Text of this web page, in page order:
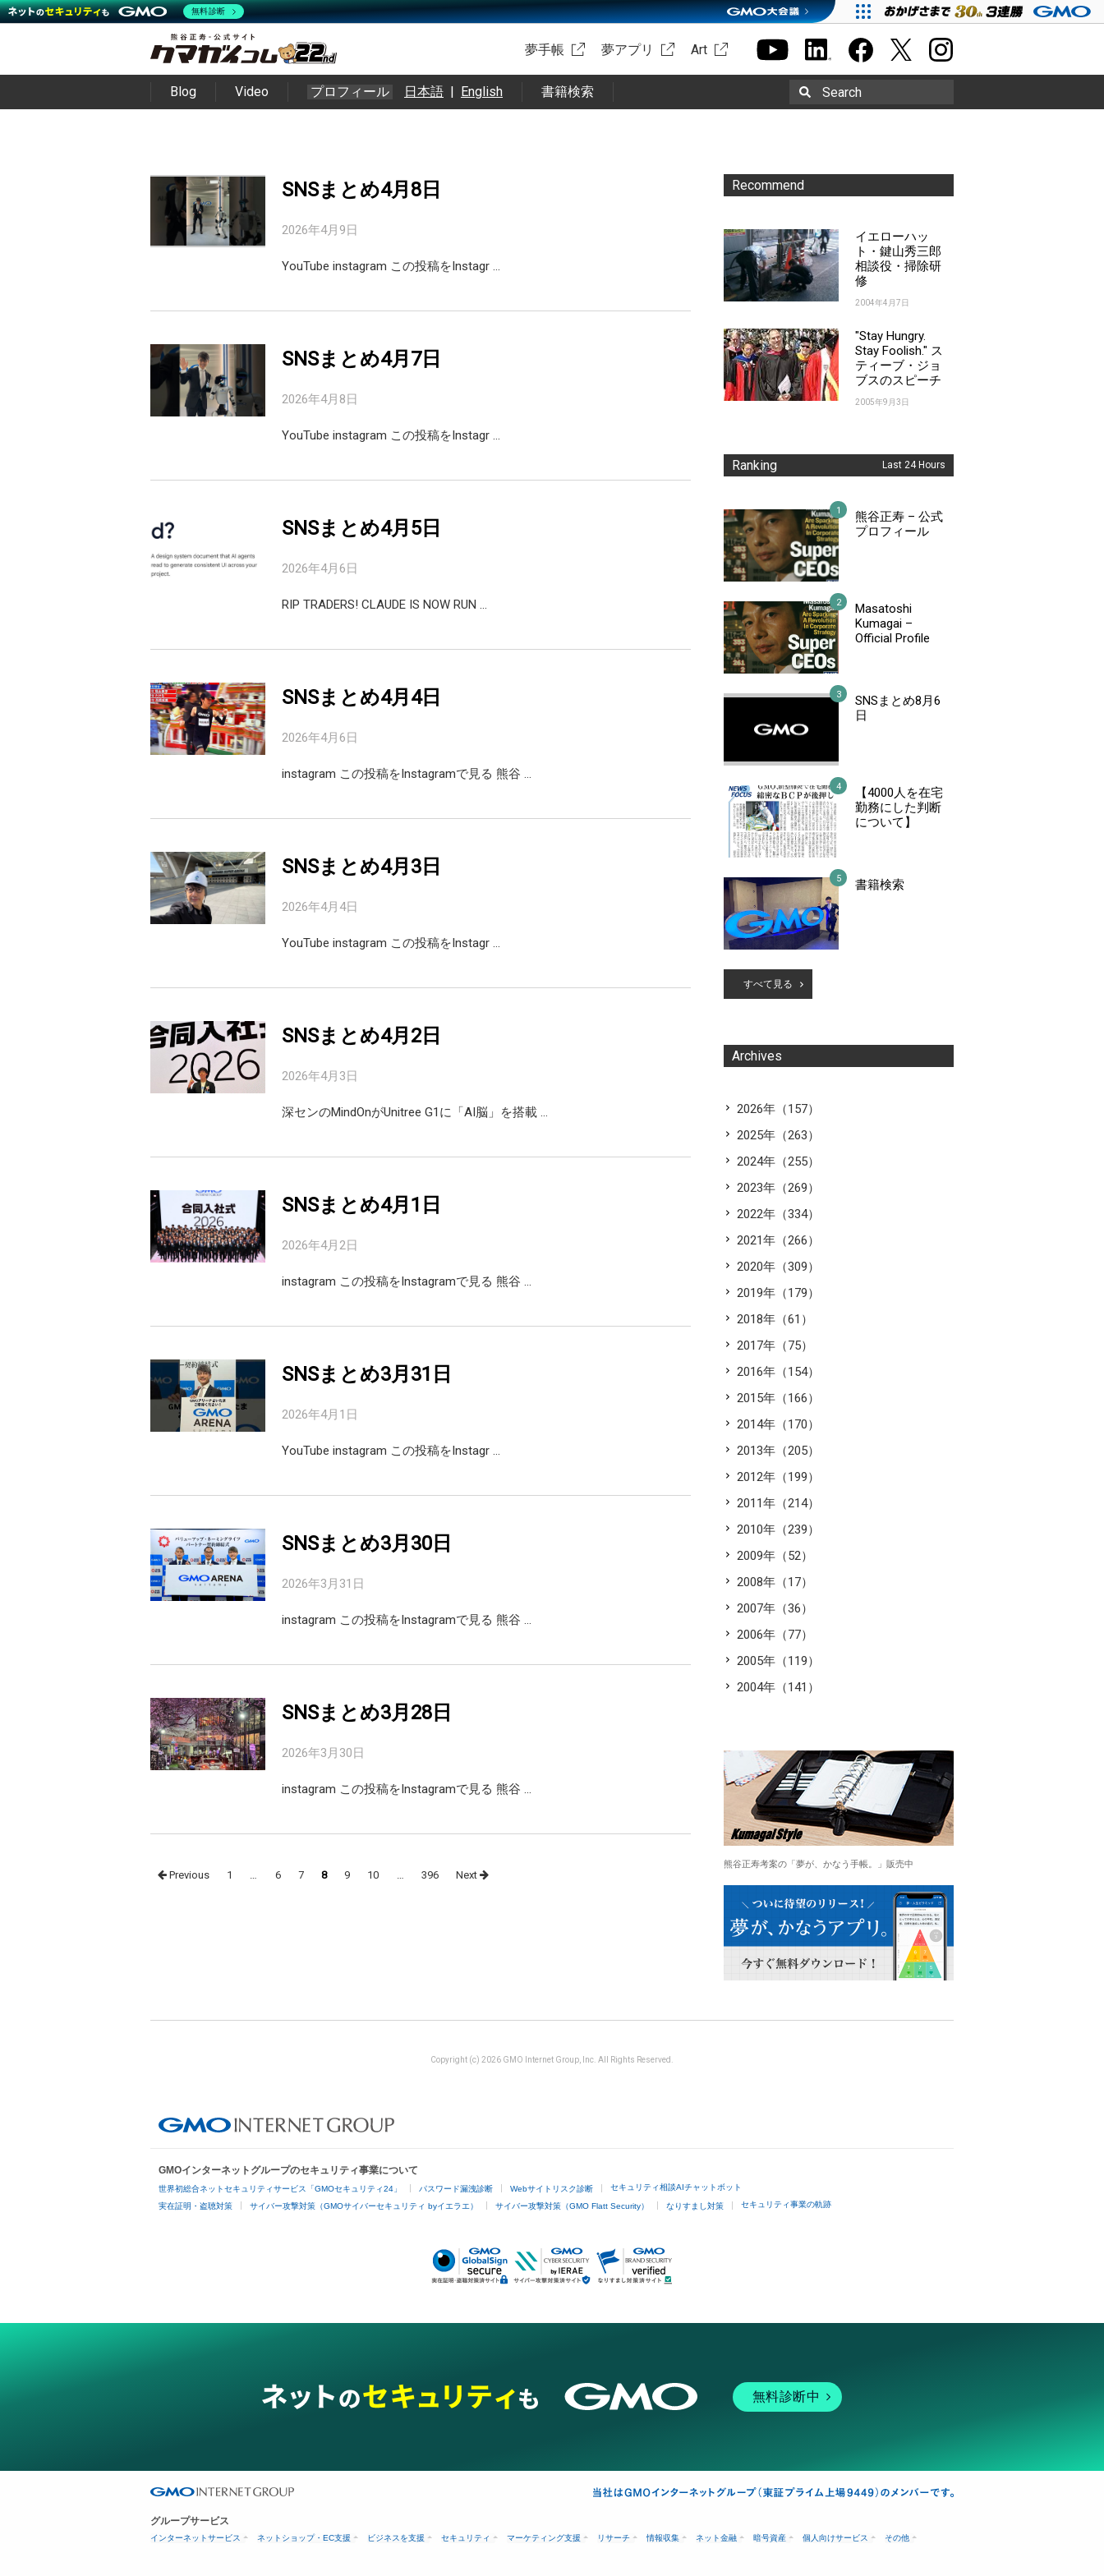
夢手帳 夢アプリ Art
Blog Video プロフィール 日本語 | English 書籍検索 Search
SNSまとめ4月8日
2026年4月9日
YouTube instagram この投稿をInstagr …
SNSまとめ4月7日
2026年4月8日
YouTube instagram この投稿をInstagr …
SNSまとめ4月5日
2026年4月6日
RIP TRADERS! CLAUDE IS NOW RUN …
SNSまとめ4月4日
2026年4月6日
instagram この投稿をInstagramで見る 熊谷 …
SNSまとめ4月3日
2026年4月4日
YouTube instagram この投稿をInstagr …
SNSまとめ4月2日
2026年4月3日
深センのMindOnがUnitree G1に「AI脳」を搭載 …
SNSまとめ4月1日
2026年4月2日
instagram この投稿をInstagramで見る 熊谷 …
SNSまとめ3月31日
2026年4月1日
YouTube instagram この投稿をInstagr …
SNSまとめ3月30日
2026年3月31日
instagram この投稿をInstagramで見る 熊谷 …
SNSまとめ3月28日
2026年3月30日
instagram この投稿をInstagramで見る 熊谷 …
PostsPrevious 1 … 6 7 8 9 10 … 396 Next
Recommend
イエローハッ
ト・鍵山秀三郎
相談役・掃除研
修
2004年4月7日
"Stay Hungry.
Stay Foolish." ス
ティーブ・ジョ
ブスのスピーチ
2005年9月3日
Ranking Last 24 Hours
熊谷正寿 – 公式
プロフィール
Masatoshi
Kumagai –
Official Profile
SNSまとめ8月6
日
【4000人を在宅
勤務にした判断
について】
書籍検索
すべて見る
Archives
2026年（157）
2025年（263）
2024年（255）
2023年（269）
2022年（334）
2021年（266）
2020年（309）
2019年（179）
2018年（61）
2017年（75）
2016年（154）
2015年（166）
2014年（170）
2013年（205）
2012年（199）
2011年（214）
2010年（239）
2009年（52）
2008年（17）
2007年（36）
2006年（77）
2005年（119）
2004年（141）
熊谷正寿考案の「夢が、かなう手帳。」販売中
Copyright (c) 2026 GMO Internet Group, Inc. All Rights Reserved.
GMOインターネットグループのセキュリティ事業について
世界初総合ネットセキュリティサービス「GMOセキュリティ24」 パスワード漏洩診断 Webサイトリスク診断 セキュリティ相談AIチャットボット
実在証明・盗聴対策 サイバー攻撃対策（GMOサイバーセキュリティ byイエラエ） サイバー攻撃対策（GMO Flatt Security） なりすまし対策 セキュリティ事業の軌跡
無料診断中
グループサービス
インターネットサービス ネットショップ・EC支援 ビジネスを支援 セキュリティ マーケティング支援 リサーチ 情報収集 ネット金融 暗号資産 個人向けサービス その他
無料診断